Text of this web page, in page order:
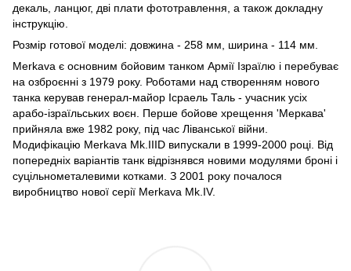
декаль, ланцюг, дві плати фототравлення, а також докладну
інструкцію.
Розмір готової моделі: довжина - 258 мм, ширина - 114 мм.
Merkava є основним бойовим танком Армії Ізраїлю і перебуває
на озброєнні з 1979 року. Роботами над створенням нового
танка керував генерал-майор Ісраель Таль - учасник усіх
арабо-ізраїльських воєн. Перше бойове хрещення 'Меркава'
прийняла вже 1982 року, під час Ліванської війни.
Модифікацію Merkava Mk.IIID випускали в 1999-2000 році. Від
попередніх варіантів танк відрізнявся новими модулями броні і
суцільнометалевими котками. З 2001 року почалося
виробництво нової серії Merkava Mk.IV.